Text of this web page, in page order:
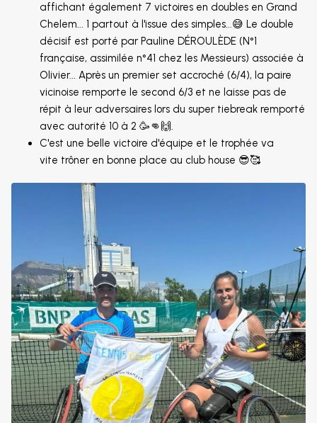
affichant également 7 victoires en doubles en Grand
Chelem... 1 partout à l'issue des simples...😅 Le double
décisif est porté par Pauline DÉROULÈDE (N°1
française, assimilée n°41 chez les Messieurs) associée à
Olivier... Après un premier set accroché (6/4), la paire
vicinoise remporte le second 6/3 et ne laisse pas de
répit à leur adversaires lors du super tiebreak remporté
avec autorité 10 à 2 🥳👊🙌.
C'est une belle victoire d'équipe et le trophée va
vite trôner en bonne place au club house 😎🥰